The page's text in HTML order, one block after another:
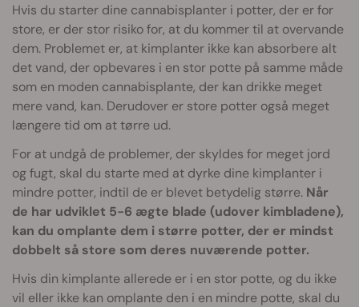
Hvis du starter dine cannabisplanter i potter, der er for
store, er der stor risiko for, at du kommer til at overvande
dem. Problemet er, at kimplanter ikke kan absorbere alt
det vand, der opbevares i en stor potte på samme måde
som en moden cannabisplante, der kan drikke meget
mere vand, kan. Derudover er store potter også meget
længere tid om at tørre ud.
For at undgå de problemer, der skyldes for meget jord
og fugt, skal du starte med at dyrke dine kimplanter i
mindre potter, indtil de er blevet betydelig større. Når
de har udviklet 5-6 ægte blade (udover kimbladene),
kan du omplante dem i større potter, der er mindst
dobbelt så store som deres nuværende potter.
Hvis din kimplante allerede er i en stor potte, og du ikke
vil eller ikke kan omplante den i en mindre potte, skal du